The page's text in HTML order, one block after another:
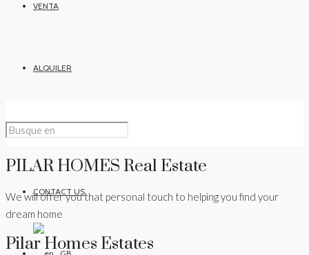
VENTA
ALQUILER
NOSOTROS
CONTACT US
PILAR HOMES Real Estate
We will offer you that personal touch to helping you find your
dream home
Pilar Homes Estates